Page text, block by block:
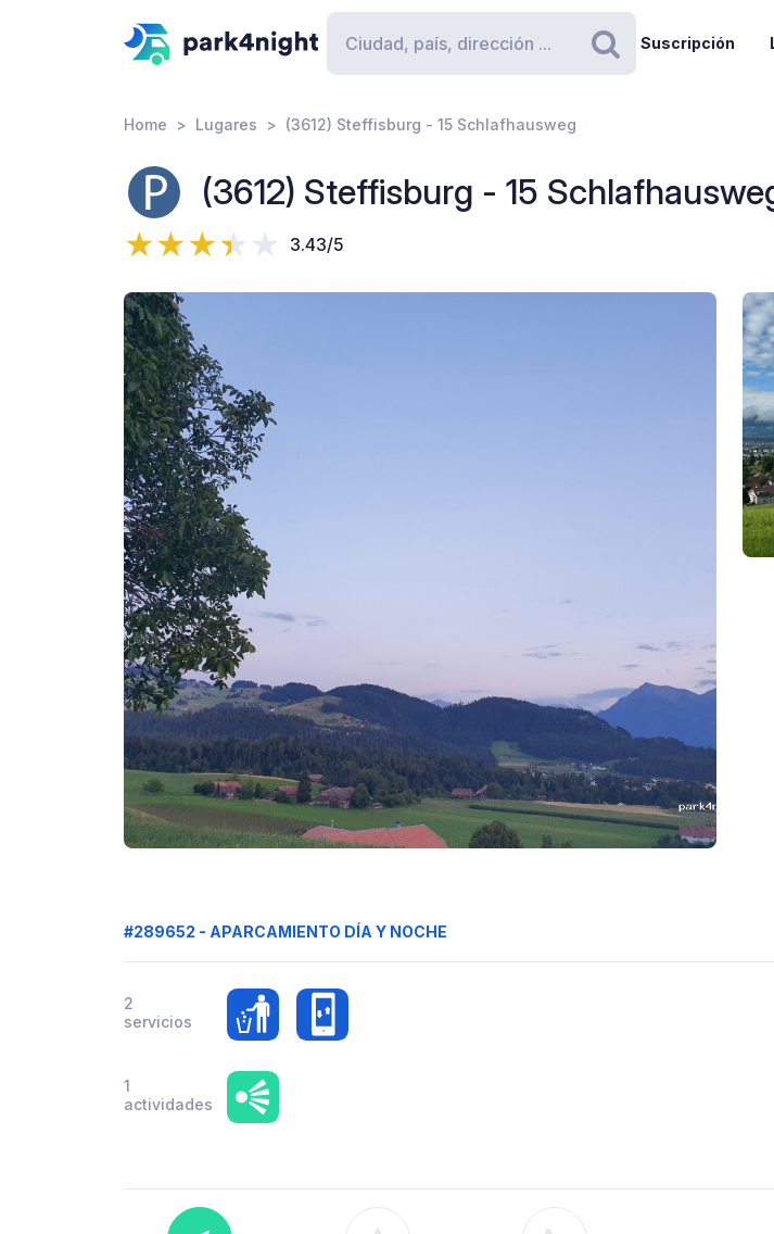
Buscar
Suscripción
Home Lugares (3612) Steffisburg - 15 Schlafhausweg
(3612) Steffisburg - 15
3.43/5
#289652 - APARCAMIENTO DÍA Y NOCHE
2
servicios
1
actividades